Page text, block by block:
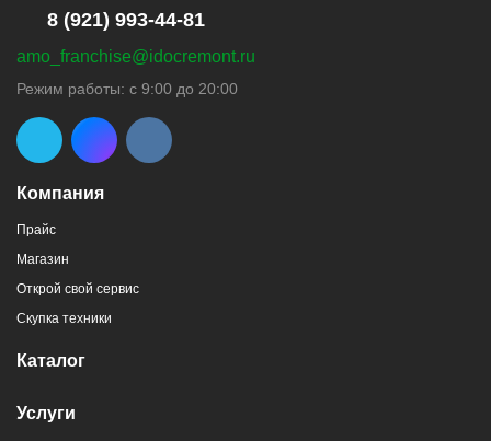
Компания
Прайс
Магазин
Открой свой сервис
Скупка техники
Каталог
Услуги
8 (921) 993-44-81
amo_franchise@idocremont.ru
Режим работы: с 9:00 до 20:00